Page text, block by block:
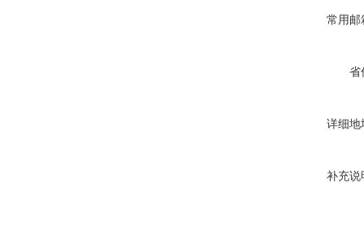
常用邮
省
详细地
补充说